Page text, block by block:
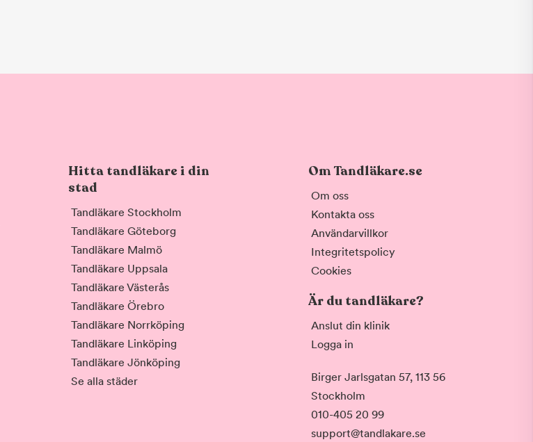
Hitta tandläkare i din
stad
Tandläkare Stockholm
Tandläkare Göteborg
Tandläkare Malmö
Tandläkare Uppsala
Tandläkare Västerås
Tandläkare Örebro
Tandläkare Norrköping
Tandläkare Linköping
Tandläkare Jönköping
Se alla städer
Om Tandläkare.se
Om oss
Kontakta oss
Användarvillkor
Integritetspolicy
Cookies
Är du tandläkare?
Anslut din klinik
Logga in
Birger Jarlsgatan 57, 113 56
Stockholm
010-405 20 99
support@tandlakare.se